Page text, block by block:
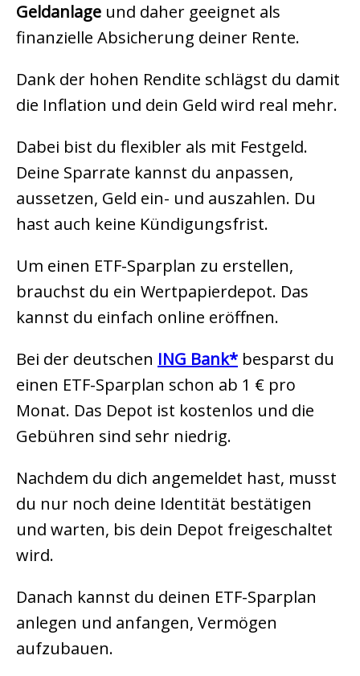
Geldanlage und daher geeignet als
finanzielle Absicherung deiner Rente.
Dank der hohen Rendite schlägst du damit
die Inflation und dein Geld wird real mehr.
Dabei bist du flexibler als mit Festgeld.
Deine Sparrate kannst du anpassen,
aussetzen, Geld ein- und auszahlen. Du
hast auch keine Kündigungsfrist.
Um einen ETF-Sparplan zu erstellen,
brauchst du ein Wertpapierdepot. Das
kannst du einfach online eröffnen.
Bei der deutschen ING Bank
besparst du
einen ETF-Sparplan schon ab 1 € pro
Monat. Das Depot ist kostenlos und die
Gebühren sind sehr niedrig.
Nachdem du dich angemeldet hast, musst
du nur noch deine Identität bestätigen
und warten, bis dein Depot freigeschaltet
wird.
Danach kannst du deinen ETF-Sparplan
anlegen und anfangen, Vermögen
aufzubauen.